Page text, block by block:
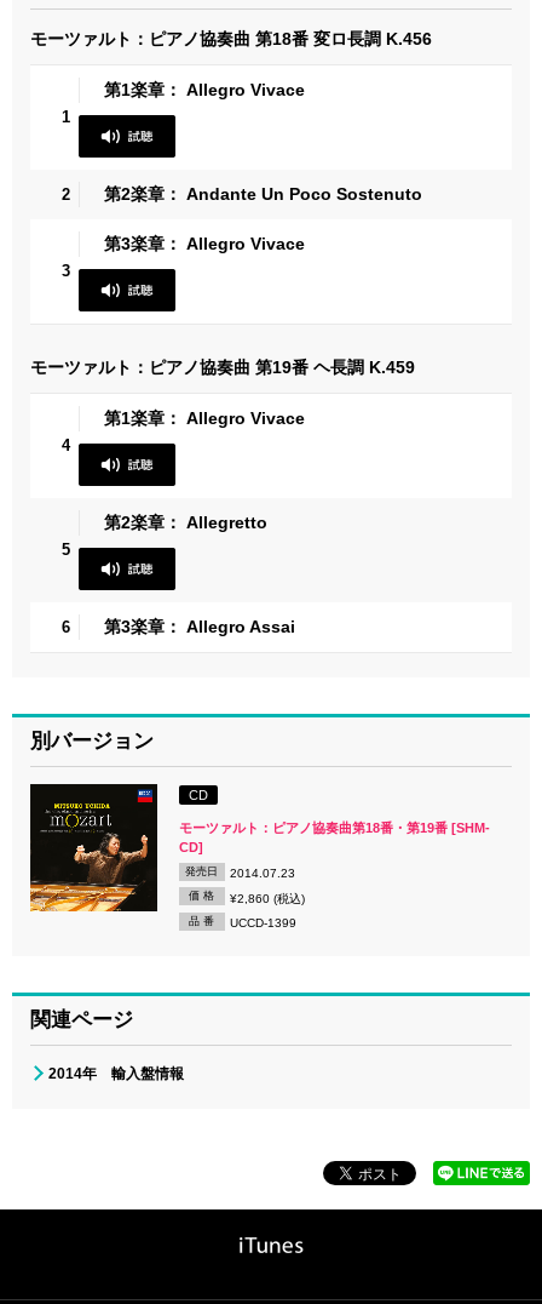
モーツァルト：ピアノ協奏曲 第18番 変ロ長調 K.456
1
第1楽章： Allegro Vivace
2 第2楽章： Andante Un Poco Sostenuto
3
第3楽章： Allegro Vivace
モーツァルト：ピアノ協奏曲 第19番 ヘ長調 K.459
4
第1楽章： Allegro Vivace
5
第2楽章： Allegretto
6 第3楽章： Allegro Assai
別バージョン
CD
モーツァルト：ピアノ協奏曲第18番・第19番 [SHM-
CD]
発売日 2014.07.23
価 格 ¥2,860 (税込)
品 番 UCCD-1399
関連ページ
2014年 輸入盤情報